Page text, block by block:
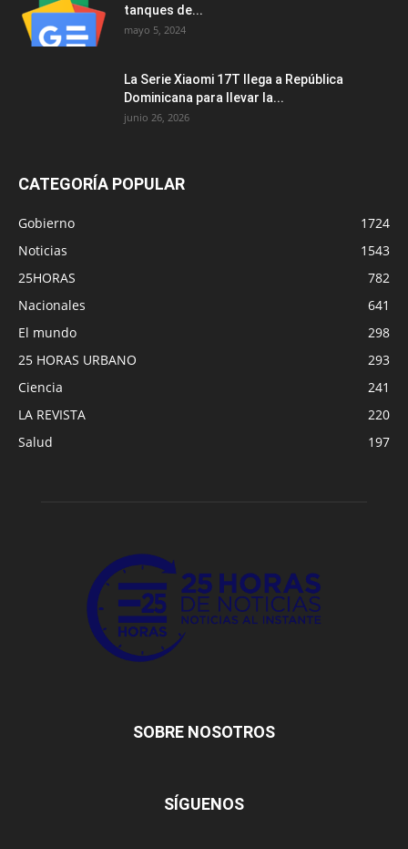
tanques de...
mayo 5, 2024
La Serie Xiaomi 17T llega a República
Dominicana para llevar la...
junio 26, 2026
CATEGORÍA POPULAR
Gobierno
1724
Noticias
1543
25HORAS
782
Nacionales
641
El mundo
298
25 HORAS URBANO
293
Ciencia
241
LA REVISTA
220
Salud
197
SOBRE NOSOTROS
SÍGUENOS